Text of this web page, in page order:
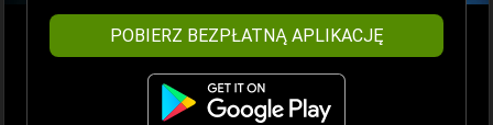
POBIERZ BEZPŁATNĄ APLIKACJĘ